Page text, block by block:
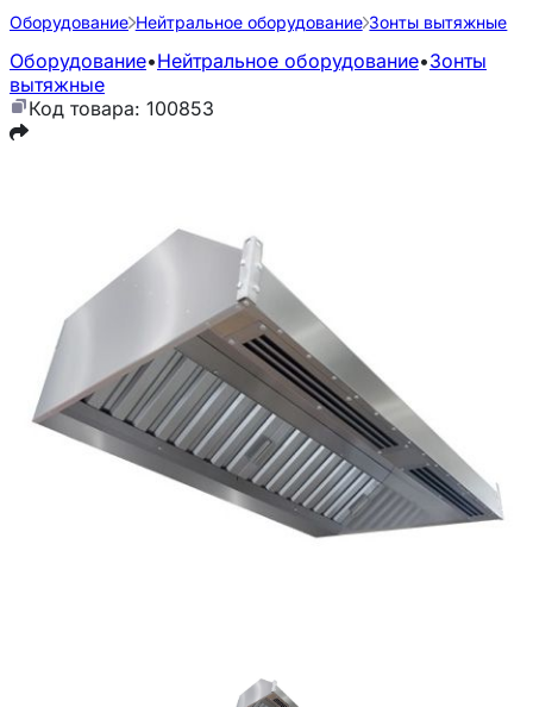
Оборудование Нейтральное оборудование Зонты вытяжные
Оборудование•Нейтральное оборудование•Зонты
вытяжные
Код товара: 100853